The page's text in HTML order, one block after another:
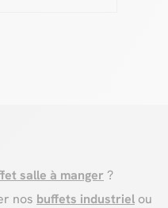
salle à manger ?
nos buffets industriel ou